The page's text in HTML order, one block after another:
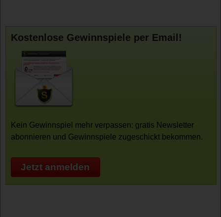
Kostenlose Gewinnspiele per Email!
Kein Gewinnspiel mehr verpassen: gratis Newsletter
abonnieren und Gewinnspiele zugeschickt bekommen.
Jetzt anmelden